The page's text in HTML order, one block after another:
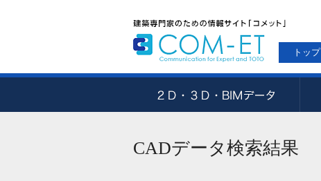
トップ
CADデータ検索結果